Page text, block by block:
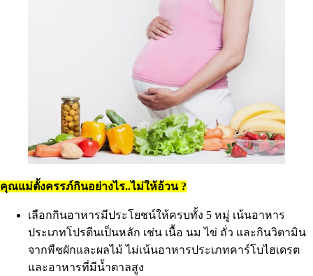
คุณแม่ตั้งครรภ์กินอย่างไร..ไม่ให้อ้วน ?
เลือกกินอาหารมีประโยชน์ให้ครบทั้ง 5 หมู่ เน้นอาหาร
ประเภทโปรตีนเป็นหลัก เช่น เนื้อ นม ไข่ ถั่ว และกินวิตามิน
จากพืชผักและผลไม้ ไม่เน้นอาหารประเภทคาร์โบไฮเดรต
และอาหารที่มีน้ำตาลสูง